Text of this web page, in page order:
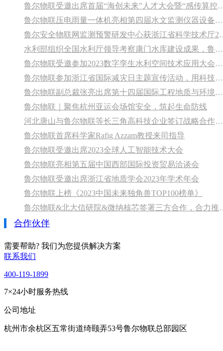
鲁尔物联受邀出席首届“海创未
鲁尔物联压电雨量一体机亮相第四届水文监测仪器设备推介会
鲁尔安全物联网监测
水利部组织全国水利厅领导考察康门水库建设成果，鲁尔物联助力水库数字化
鲁尔物联受邀参加2023数字孪生水利空间技术应用大会及装备展
鲁尔物联参加浙江省国际减灾日主题宣传活动，用科技助力防灾减灾
鲁尔物联副总裁张亮出席第十四届国际工程地质与环境大会并发表主题演讲
鲁尔物联｜聚焦杭州亚运会场馆安全，筑起生命防线
河北唐山与鲁尔物联等长三角高科技企业签订战略合作协议
鲁尔物联首席科学家Rafig Azzam教授来司指导
鲁尔物联受邀出席2023全球人工智能技术大会
鲁尔物联亮相第五届中国西部国际投资贸易洽谈会
鲁尔物联受邀出席浙江省地质学会2023年学术年会
鲁尔物联上榜《2023中国未来独角兽TOP100榜单》
鲁尔物联&北大
合作伙伴
需要帮助? 我们为您提供解决方案
联系我们
400-119-1899
7×24小时服务热线
公司地址
杭州市余杭区五常街道绮颐弄53号鲁尔物联总部园区